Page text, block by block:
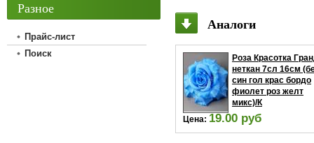
Аналоги
Роза Красотка
неткан 7сл 16см
син гол крас бордо
фиолет роз желт
микс)/К
Цена: 19.00 руб
В
Разное
Прайс-лист
Поиск